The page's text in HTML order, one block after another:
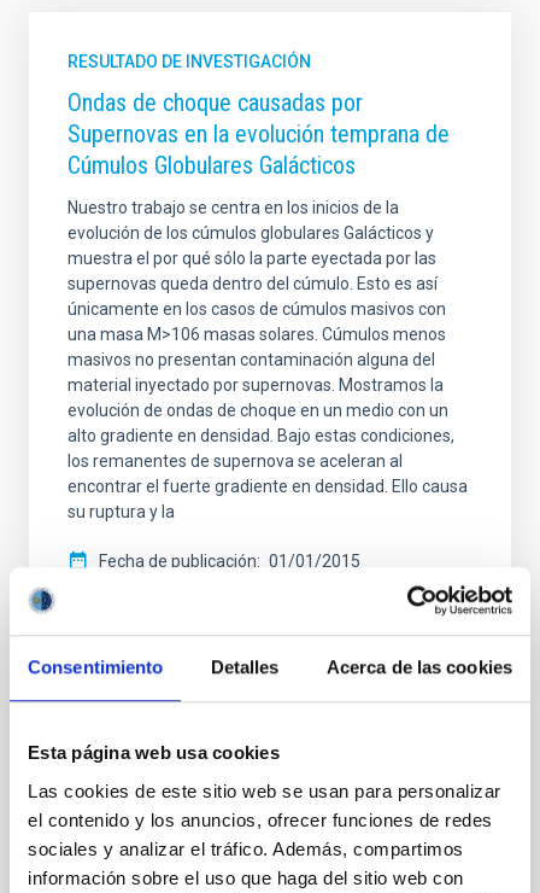
Consentimiento Detalles Acerca de las cookies
Esta página web usa cookies
Las cookies de este sitio web se usan para personalizar
el contenido y los anuncios, ofrecer funciones de redes
sociales y analizar el tráfico. Además, compartimos
información sobre el uso que haga del sitio web con
RESULTADO DE INVESTIGACIÓN
Ondas de choque causadas por
Supernovas en la evolución temprana de
Cúmulos Globulares Galácticos
Nuestro trabajo se centra en los inicios de la
evolución de los cúmulos globulares Galácticos y
muestra el por qué sólo la parte eyectada por las
supernovas queda dentro del cúmulo. Esto es así
únicamente en los casos de cúmulos masivos con
una masa M>106 masas solares. Cúmulos menos
masivos no presentan contaminación alguna del
material inyectado por supernovas. Mostramos la
evolución de ondas de choque en un medio con un
alto gradiente en densidad. Bajo estas condiciones,
los remanentes de supernova se aceleran al
encontrar el fuerte gradiente en densidad. Ello causa
su ruptura y la
Fecha de publicación 01/01/2015
RESULTADO DE INVESTIGACIÓN
Tres cáscaras de supernova alrededor de
un cúmulo estelar joven en M33
Utilizando una técnica especializada sensible a la
presencia de gas ionizado en expansión, hemos